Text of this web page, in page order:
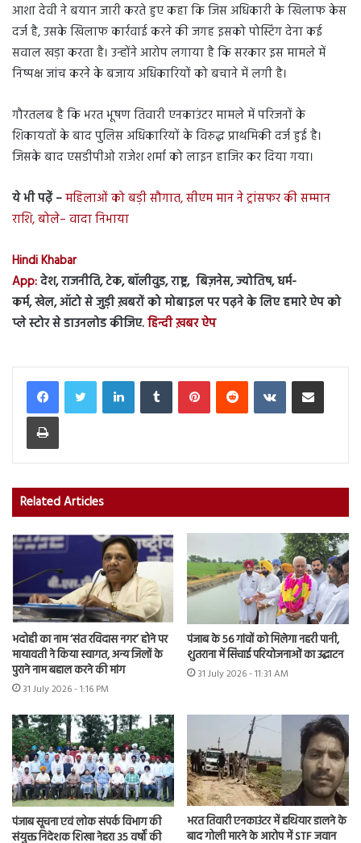
आशा देवी ने बयान जारी करते हुए कहा कि जिस अधिकारी के खिलाफ केस
दर्ज है, उसके खिलाफ कार्रवाई करने की जगह इसको पोस्टिंग देना कई
सवाल खड़ा करता है। उन्होंने आरोप लगाया है कि सरकार इस मामले में
निष्पक्ष जांच करने के बजाय अधिकारियों को बचाने में लगी है।
गौरतलब है कि भरत भूषण तिवारी एनकाउंटर मामले में परिजनों के
शिकायतों के बाद पुलिस अधिकारियों के विरुद्ध प्राथमिकी दर्ज हुई है।
जिसके बाद एसडीपीओ राजेश शर्मा को लाइन हाजिर कर दिया गया।
ये भी पढ़ें –महिलाओं को बड़ी सौगात, सीएम मान ने ट्रांसफर की सम्मान
राशि, बोले– वादा निभाया
Hindi Khabar
App:देश, राजनीति, टेक, बॉलीवुड, राष्ट्र, बिज़नेस, ज्योतिष, धर्म-
कर्म, खेल, ऑटो से जुड़ी ख़बरों को मोबाइल पर पढ़ने के लिए हमारे ऐप को
प्ले स्टोर से डाउनलोड कीजिए.हिन्दी ख़बर ऐप
LinkedInTumblr PinterestReddit VKontakteShare via Email
Print
Related Articles
भदोही का नाम ‘संत रविदास नगर’ होने पर
मायावती ने किया स्वागत, अन्य जिलों के
पुराने नाम बहाल करने की मांग
31 July 2026 - 1:16 PM
पंजाब के 56 गांवों को मिलेगा नहरी पानी,
शुतराना में सिंचाई परियोजनाओं का उद्घाटन
31 July 2026 - 11:31 AM
पंजाब सूचना एवं लोक संपर्क विभाग की
संयुक्त निदेशक शिखा नेहरा 35 वर्षों की
भरत तिवारी एनकाउंटर में हथियार डालने के
बाद गोली मारने के आरोप में STF जवान